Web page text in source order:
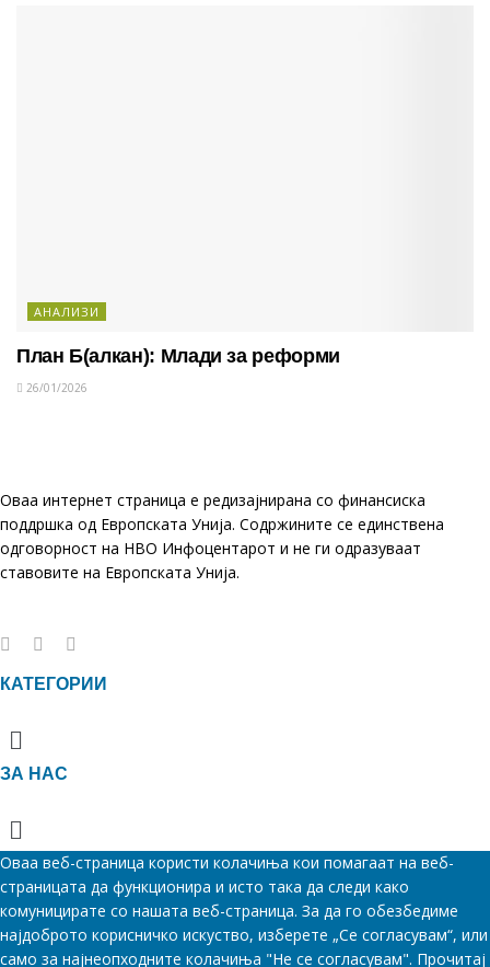
АНАЛИЗИ
План Б(алкан): Млади за реформи
26/01/2026
Оваа интернет страница е редизајнирана со финансиска
поддршка од Европската Унија. Содржините се единствена
одговорност на НВО Инфоцентарот и не ги одразуваат
ставовите на Европската Унија.
КАТЕГОРИИ
Menu
ЗА НАС
Menu
Оваа веб-страница користи колачиња кои помагаат на веб-
страницата да функционира и исто така да следи како
комуницирате со нашата веб-страница. За да го обезбедиме
најдоброто корисничко искуство, изберете „Се согласувам“, или
само за најнеопходните колачиња "Не се согласувам". Прочитај